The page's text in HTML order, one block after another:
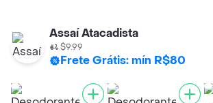
Assaí Atacadista
$9.99
Frete Grátis: mín R$80